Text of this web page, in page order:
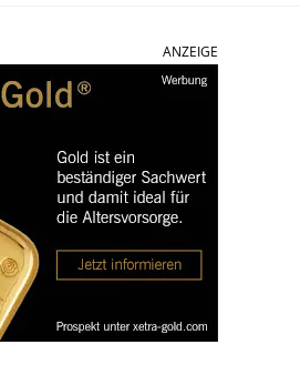
ANZEIGE